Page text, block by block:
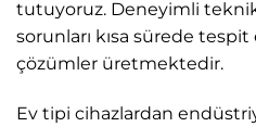
tutuyoruz. Deneyimli
sorunları kısa sürede
çözümler üretmektedir.
Ev tipi cihazlardan